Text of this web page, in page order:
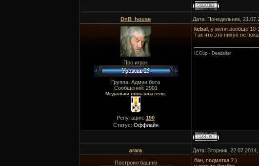
DnB_house Дата: Понедельник,
Про игрок
Группа: Админ бота
Сообщений: 2901
Медальки пользователя:
Репутация: 190
Статус: Оффлайн
kebal , у меня вообще 10-
Так что это нихуя не
ICCup - Deadalter
arara Дата: Вторник,
Построил башню
бан, подметка ? )